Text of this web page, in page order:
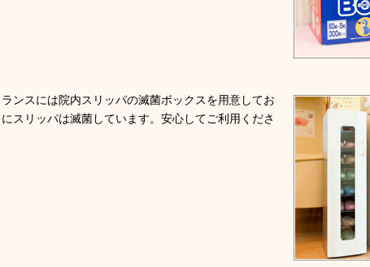
ンスには院内スリッパの滅菌ボックスを用意してお
にスリッパは滅菌しています。安心してご利用くださ